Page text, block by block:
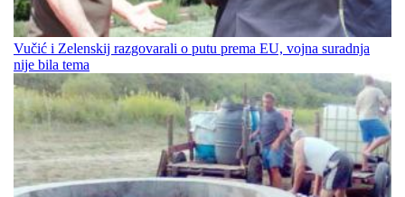
Vučić i Zelenskij razgovarali o putu prema EU, vojna suradnja
nije bila tema